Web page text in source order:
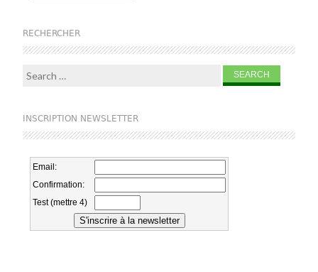
RECHERCHER
Search for:
INSCRIPTION NEWSLETTER